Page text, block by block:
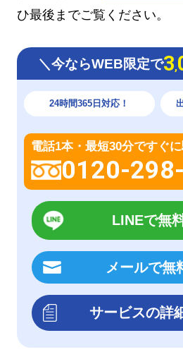
ひ最後までご覧ください。
＼今ならWEB限定で3,
24時間365日対応！
電話1本・最短30分ですぐ
0120-
LINEで無
メールで無
サービスの詳